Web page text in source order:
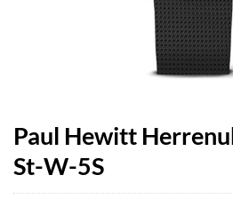
Paul Hewitt
St-W-5S